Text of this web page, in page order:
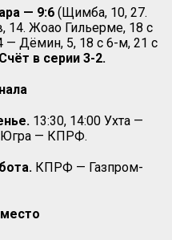
— 9:6 (Щимба, 10, 27.
14. Жоао Гильерме, 18 с
— Дёмин, 5, 18 с 6-м, 21 с
Счёт в серии 3-2.
13:30, 14:00 Ухта —
Югра — КПРФ.
КПРФ — Газпром-